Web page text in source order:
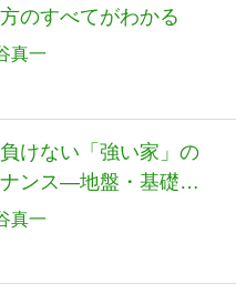
のすべてがわかる
真一
けない「強い家」の
ンス―地盤・基礎の
腐、リフォームま
家のつくり方
真一